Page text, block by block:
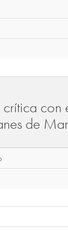
con
de